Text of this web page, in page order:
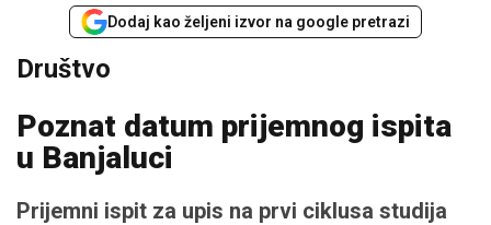
Dodaj kao željeni izvor na google pretrazi
Društvo
Poznat datum prijemnog ispita
u Banjaluci
Prijemni ispit za upis na prvi ciklusa studija